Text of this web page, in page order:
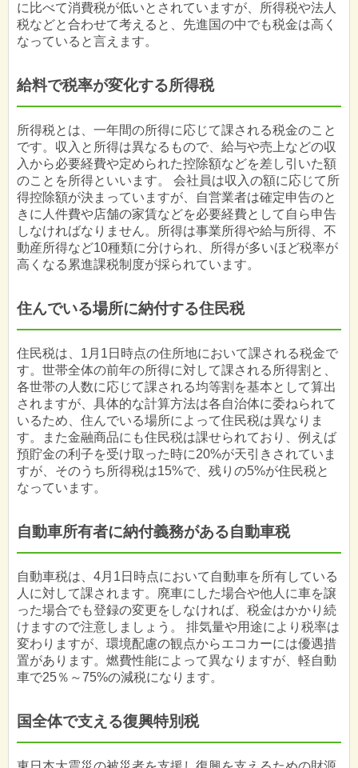
に比べて消費税が低いとされていますが、所得税や法人
税などと合わせて考えると、先進国の中でも税金は高く
なっていると言えます。
給料で税率が変化する所得税
所得税とは、一年間の所得に応じて課される税金のこと
です。収入と所得は異なるもので、給与や売上などの収
入から必要経費や定められた控除額などを差し引いた額
のことを所得といいます。 会社員は収入の額に応じて所
得控除額が決まっていますが、自営業者は確定申告のと
きに人件費や店舗の家賃などを必要経費として自ら申告
しなければなりません。所得は事業所得や給与所得、不
動産所得など10種類に分けられ、所得が多いほど税率が
高くなる累進課税制度が採られています。
住んでいる場所に納付する住民税
住民税は、1月1日時点の住所地において課される税金で
す。世帯全体の前年の所得に対して課される所得割と、
各世帯の人数に応じて課される均等割を基本として算出
されますが、具体的な計算方法は各自治体に委ねられて
いるため、住んでいる場所によって住民税は異なりま
す。また金融商品にも住民税は課せられており、例えば
預貯金の利子を受け取った時に20%が天引きされていま
すが、そのうち所得税は15%で、残りの5%が住民税と
なっています。
自動車所有者に納付義務がある自動車税
自動車税は、4月1日時点において自動車を所有している
人に対して課されます。廃車にした場合や他人に車を譲
った場合でも登録の変更をしなければ、税金はかかり続
けますので注意しましょう。 排気量や用途により税率は
変わりますが、環境配慮の観点からエコカーには優遇措
置があります。燃費性能によって異なりますが、軽自動
車で25％～75%の減税になります。
国全体で支える復興特別税